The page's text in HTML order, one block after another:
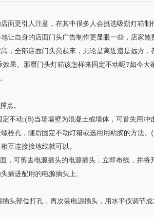
面更引人注意，在其中很多人会挑选吸朔灯箱
让自身的店面门头广告制作更显眼一些，店家
，全部店面门头亮起來，无论是离近還是远方，
果。那麼门头灯箱该怎样来固定不动呢?如今大
点。
不动;(B)当场墙壁为混凝土或墙体，可首先用
栓孔，随后固定不动灯箱或选用用粘胶的方法
互连接接地线就可以。
可剪去电源插头的电源插头，立即布线，并
插进配用的电源插头上;
头部位打孔，再次装电源插头，用水平仪调节